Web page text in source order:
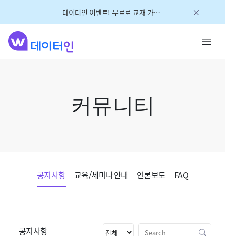
데이터인 이벤트! 무료로 교재 가져가세요!
커뮤니티
공지사항 교육/세미나안내 언론보도 FAQ
공지사항